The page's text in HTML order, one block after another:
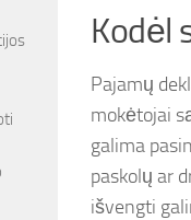
Kodėl
Pajamų
mokėtojai
galima
paskolų ar
išvengti